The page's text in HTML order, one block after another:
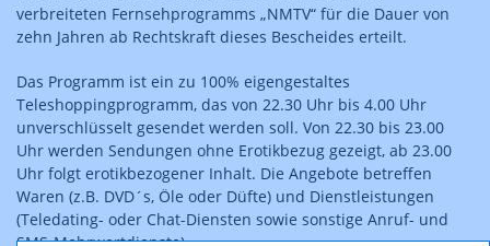
verbreiteten Fernsehprogramms „NMTV“ für die Dauer von
zehn Jahren ab Rechtskraft dieses Bescheides erteilt.
Das Programm ist ein zu 100% eigengestaltes
Teleshoppingprogramm, das von 22.30 Uhr bis 4.00 Uhr
unverschlüsselt gesendet werden soll. Von 22.30 bis 23.00
Uhr werden Sendungen ohne Erotikbezug gezeigt, ab 23.00
Uhr folgt erotikbezogener Inhalt. Die Angebote betreffen
Waren (z.B. DVD´s, Öle oder Düfte) und Dienstleistungen
(Teledating- oder Chat-Diensten sowie sonstige Anruf- und